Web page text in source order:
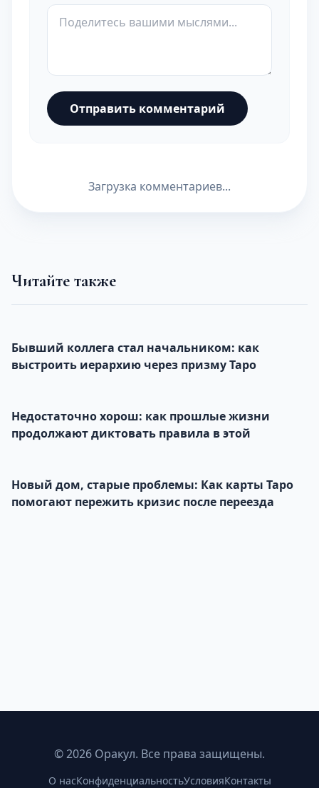
Отправить комментарий
Загрузка комментариев...
Читайте также
Бывший коллега стал начальником: как
выстроить иерархию через призму Таро
Недостаточно хорош: как прошлые жизни
продолжают диктовать правила в этой
Новый дом, старые проблемы: Как карты Таро
помогают пережить кризис после переезда
©2026 Оракул. Все права защищены.
О насКонфиденциальностьУсловияКонтакты